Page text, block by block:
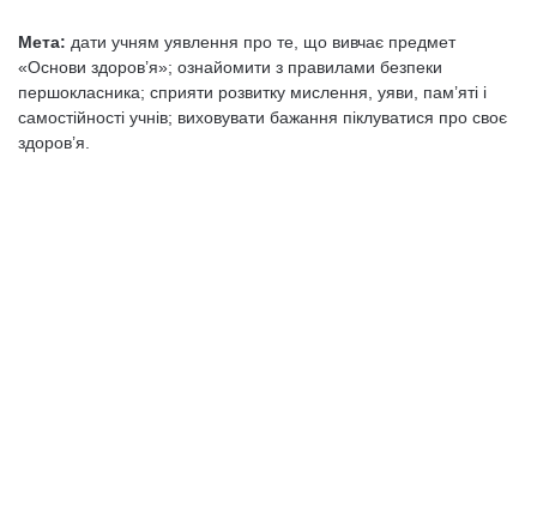
Мета: дати учням уявлення про те, що вивчає предмет
«Основи здоров’я»; ознайо­мити з правилами безпеки
першокласника; сприяти розвитку мислення, уяви, пам’яті і
самостійності учнів; виховувати бажання піклуватися про своє
здоров’я.